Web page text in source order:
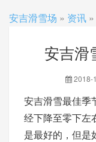
安吉滑雪场 » 资讯
安吉滑
2018-
安吉滑雪最佳季
经下降至零下左
是最好的，但是